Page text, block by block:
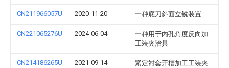
CN211966057U 2020-11-20 一种底刀斜面立铣装置
CN221065276U 2024-06-04
一种用于内孔角度反向加
工装夹治具
CN214186265U 2021-09-14
紧定衬套开槽加工工装夹